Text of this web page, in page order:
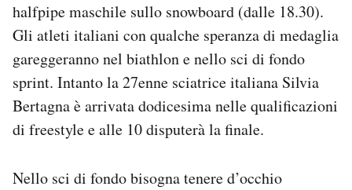
Area Personale
Newsletter
Notifiche mobile
Regala il Post
Hai bisogno di aiuto?
halfpipe maschile sullo snowboard (dalle 18.30).
Gli atleti italiani con qualche speranza di medaglia
gareggeranno nel biathlon e nello sci di fondo
sprint. Intanto la 27enne sciatrice italiana Silvia
Bertagna è arrivata dodicesima nelle qualificazioni
di freestyle e alle 10 disputerà la finale.
Nello sci di fondo bisogna tenere d’occhio